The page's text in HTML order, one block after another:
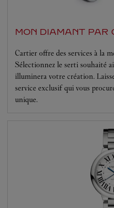
MON DIAMANT PAR
Cartier offre des services à la
Sélectionnez le serti souhaité
illuminera votre création.
service exclusif qui vous
unique.